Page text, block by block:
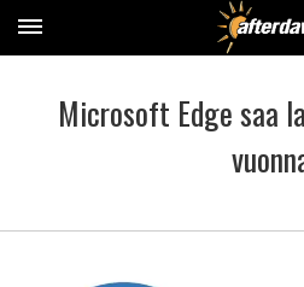
Microsoft Edge saa